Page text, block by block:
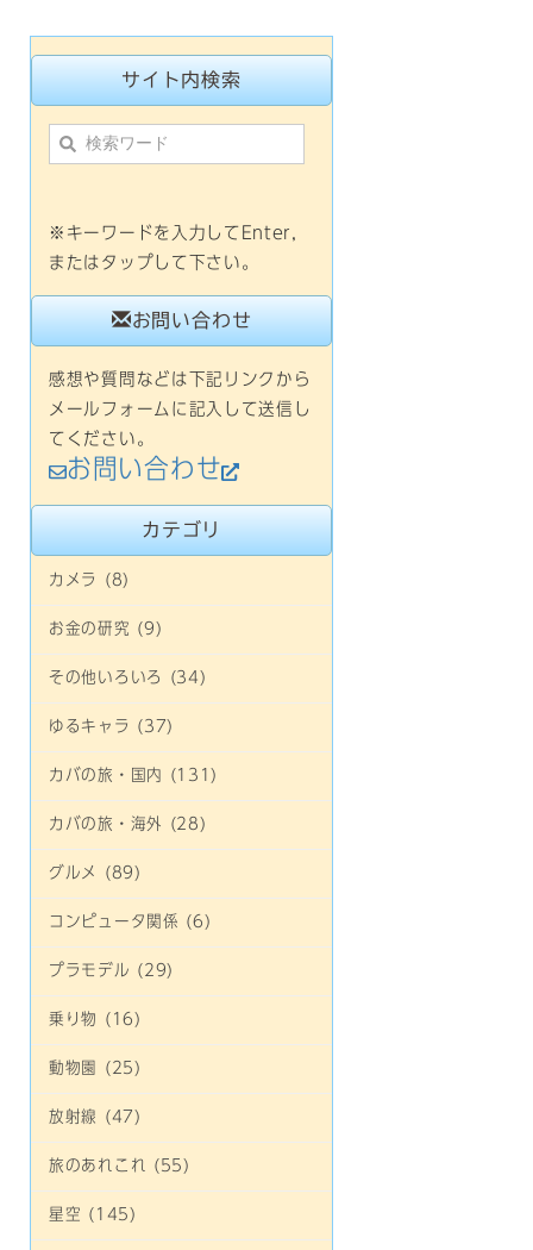
サイト内検索
※キーワードを入力してEnter,
またはタップして下さい。
お問い合わせ
感想や質問などは下記リンクから
メールフォームに記入して送信し
てください。
お問い合わせ
カテゴリ
カメラ (8)
お金の研究 (9)
その他いろいろ (34)
ゆるキャラ (37)
カバの旅・国内 (131)
カバの旅・海外 (28)
グルメ (89)
コンピュータ関係 (6)
プラモデル (29)
乗り物 (16)
動物園 (25)
放射線 (47)
旅のあれこれ (55)
星空 (145)